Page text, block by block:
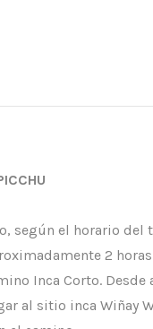
según el horario del
2
Inca Corto. Desde
al sitio inca Wiñay